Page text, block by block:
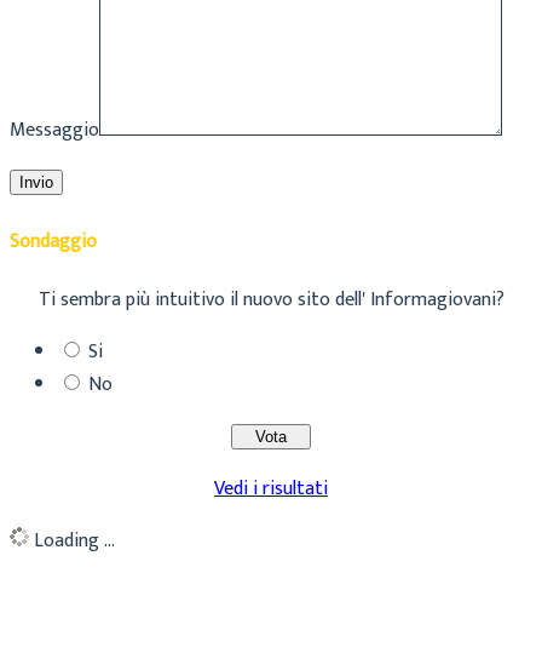
Messaggio
Sondaggio
Ti sembra più intuitivo il nuovo sito dell' Informagiovani?
Si
No
Vedi i risultati
Loading ...